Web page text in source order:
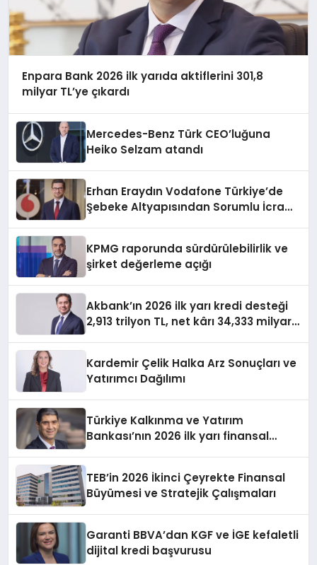
Enpara Bank 2026 ilk yarıda aktiflerini 301,8
milyar TL’ye çıkardı
Mercedes-Benz Türk CEO’luğuna
Heiko Selzam atandı
Erhan Eraydın Vodafone Türkiye’de
Şebeke Altyapısından Sorumlu İcra
KPMG raporunda sürdürülebilirlik ve
şirket değerleme açığı
Akbank’ın 2026 ilk yarı kredi desteği
2,913 trilyon TL, net kârı 34,333 milyar
Kardemir Çelik Halka Arz Sonuçları ve
Yatırımcı Dağılımı
Türkiye Kalkınma ve Yatırım
Bankası’nın 2026 ilk yarı finansal
TEB’in 2026 İkinci Çeyrekte Finansal
Büyümesi ve Stratejik Çalışmaları
Garanti BBVA’dan KGF ve İGE kefaletli
dijital kredi başvurusu